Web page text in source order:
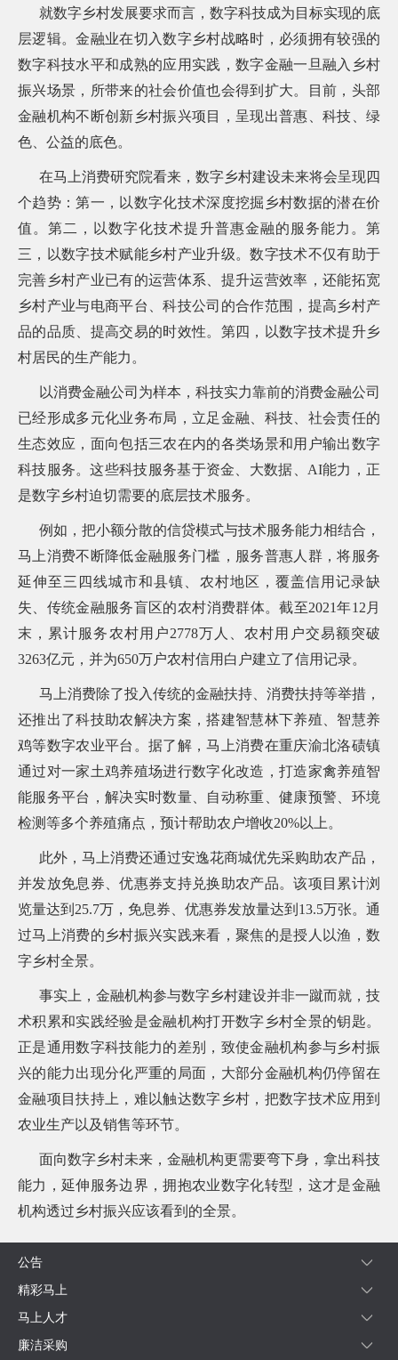
就数字乡村发展要求而言，数字科技成为目标实现的底
层逻辑。金融业在切入数字乡村战略时，必须拥有较强的
数字科技水平和成熟的应用实践，数字金融一旦融入乡村
振兴场景，所带来的社会价值也会得到扩大。目前，头部
金融机构不断创新乡村振兴项目，呈现出普惠、科技、绿
色、公益的底色。
在马上消费研究院看来，数字乡村建设未来将会呈现四
个趋势：第一，以数字化技术深度挖掘乡村数据的潜在价
值。第二，以数字化技术提升普惠金融的服务能力。第
三，以数字技术赋能乡村产业升级。数字技术不仅有助于
完善乡村产业已有的运营体系、提升运营效率，还能拓宽
乡村产业与电商平台、科技公司的合作范围，提高乡村产
品的品质、提高交易的时效性。第四，以数字技术提升乡
村居民的生产能力。
以消费金融公司为样本，科技实力靠前的消费金融公司
已经形成多元化业务布局，立足金融、科技、社会责任的
生态效应，面向包括三农在内的各类场景和用户输出数字
科技服务。这些科技服务基于资金、大数据、AI能力，正
是数字乡村迫切需要的底层技术服务。
例如，把小额分散的信贷模式与技术服务能力相结合，
马上消费不断降低金融服务门槛，服务普惠人群，将服务
延伸至三四线城市和县镇、农村地区，覆盖信用记录缺
失、传统金融服务盲区的农村消费群体。截至2021年12月
末，累计服务农村用户2778万人、农村用户交易额突破
3263亿元，并为650万户农村信用白户建立了信用记录。
马上消费除了投入传统的金融扶持、消费扶持等举措，
还推出了科技助农解决方案，搭建智慧林下养殖、智慧养
鸡等数字农业平台。据了解，马上消费在重庆渝北洛碛镇
通过对一家土鸡养殖场进行数字化改造，打造家禽养殖智
能服务平台，解决实时数量、自动称重、健康预警、环境
检测等多个养殖痛点，预计帮助农户增收20%以上。
此外，马上消费还通过安逸花商城优先采购助农产品，
并发放免息券、优惠券支持兑换助农产品。该项目累计浏
览量达到25.7万，免息券、优惠券发放量达到13.5万张。通
过马上消费的乡村振兴实践来看，聚焦的是授人以渔，数
字乡村全景。
事实上，金融机构参与数字乡村建设并非一蹴而就，技
术积累和实践经验是金融机构打开数字乡村全景的钥匙。
正是通用数字科技能力的差别，致使金融机构参与乡村振
兴的能力出现分化严重的局面，大部分金融机构仍停留在
金融项目扶持上，难以触达数字乡村，把数字技术应用到
农业生产以及销售等环节。
面向数字乡村未来，金融机构更需要弯下身，拿出科技
能力，延伸服务边界，拥抱农业数字化转型，这才是金融
机构透过乡村振兴应该看到的全景。
公告
精彩马上
马上人才
廉洁采购